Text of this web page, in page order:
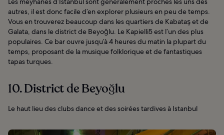
autres, il est donc facile d’en explorer plusieurs en peu de temps.
Vous en trouverez beaucoup dans les quartiers de Kabataş et de
Galata, dans le district de Beyoğlu. Le Kapielli5 est l’un des plus
populaires. Ce bar ouvre jusqu’à 4 heures du matin la plupart du
temps, proposant de la musique folklorique et de fantastiques
tapas turques.
10. District de Beyoğlu
Le haut lieu des clubs dance et des soirées tardives à Istanbul